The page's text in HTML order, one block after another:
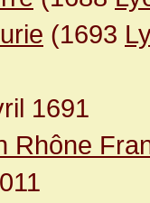
(1693
1691
Rhône